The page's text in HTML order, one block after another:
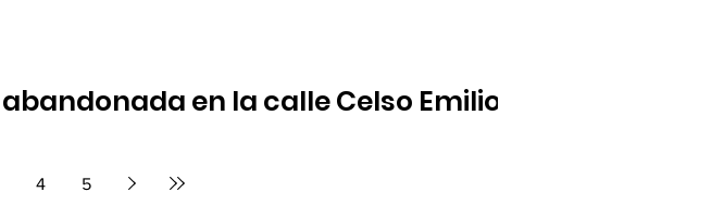
en la calle Celso Emilio
a personas con movilidad reducida y a carritos de bebé, generando una
4 5